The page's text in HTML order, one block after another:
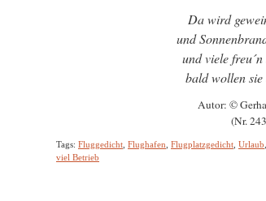
Da wird
und
und viele
bald wollen
Autor: ©
(Nr.
Tags: Fluggedicht Flughafen Flugplatzgedicht Urlaub
viel Betrieb